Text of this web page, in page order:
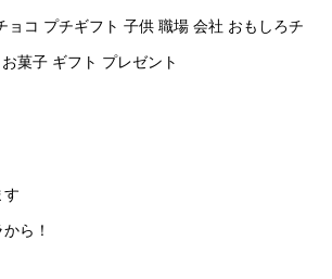
ョコ プチギフト 子供 職場 会社 おもしろチ
菓子 ギフト プレゼント
す
ら！